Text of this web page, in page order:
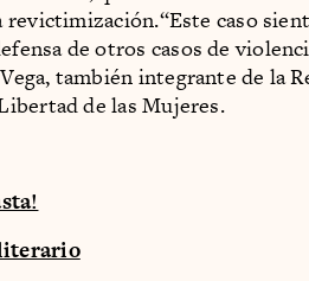
caso
de otros casos de
también integrante de la
de las Mujeres.